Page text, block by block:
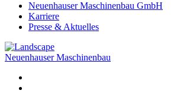
Neuenhauser Maschinenbau GmbH
Karriere
Presse & Aktuelles
Neuenhauser Maschinenbau